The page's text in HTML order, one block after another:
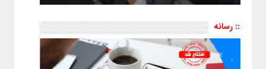
:: رسانه